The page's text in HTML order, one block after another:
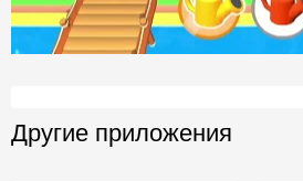
Другие приложения